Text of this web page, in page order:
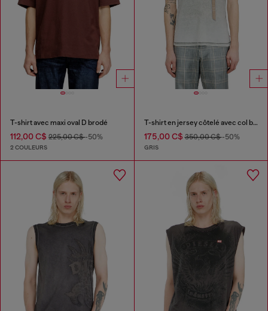
T-shirt avec maxi oval D brodé
112,00 C$ 225,00 C$-50%
2 COULEURS
T-shirt en jersey côtelé avec col bandoulière style motard
175,00 C$350,00 C$-50%
GRIS